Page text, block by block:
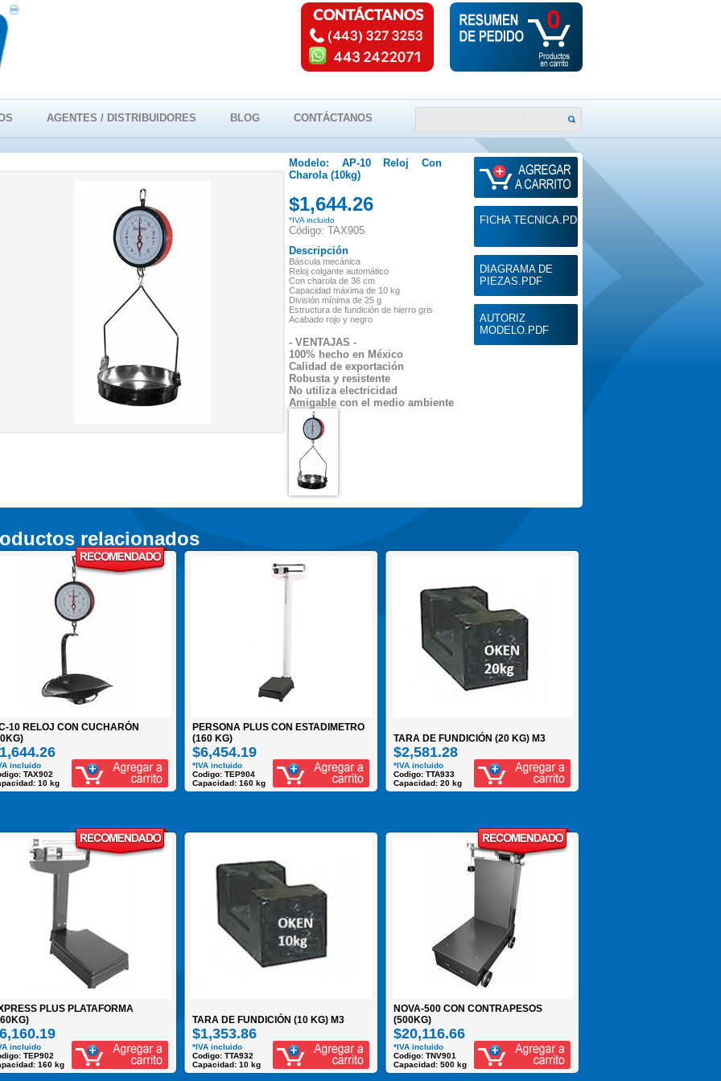
0
AGENTES / DISTRIBUIDORES BLOG CONTÁCTANOS
FICHA TECNICA.PDF
DIAGRAMA DE
PIEZAS.PDF
AUTORIZ
MODELO.PDF
Modelo: AP-10 Reloj Con
Charola (10kg)
$1,644.26
*IVA incluido
Código: TAX905
Descripción
Báscula mecánica
Reloj colgante automático
Con charola de 36 cm
Capacidad máxima de 10 kg
División mínima de 25 g
Estructura de fundición de hierro gris
Acabado rojo y negro
- VENTAJAS -
100% hecho en México
Calidad de exportación
Robusta y resistente
No utiliza electricidad
Amigable con el medio ambiente
relacionados
10 RELOJ CON CUCHARÓN
incluido
TAX902
10 kg
PERSONA PLUS CON ESTADIMETRO
(160 KG)
$6,454.19
*IVA incluido
Codigo: TEP904
Capacidad: 160 kg
TARA DE FUNDICIÓN (20 KG) M3
$2,581.28
*IVA incluido
Codigo: TTA933
Capacidad: 20 kg
PLUS PLATAFORMA
incluido
TEP902
160 kg
TARA DE FUNDICIÓN (10 KG) M3
$1,353.86
*IVA incluido
Codigo: TTA932
Capacidad: 10 kg
NOVA-500 CON CONTRAPESOS
(500KG)
$20,116.66
*IVA incluido
Codigo: TNV901
Capacidad: 500 kg